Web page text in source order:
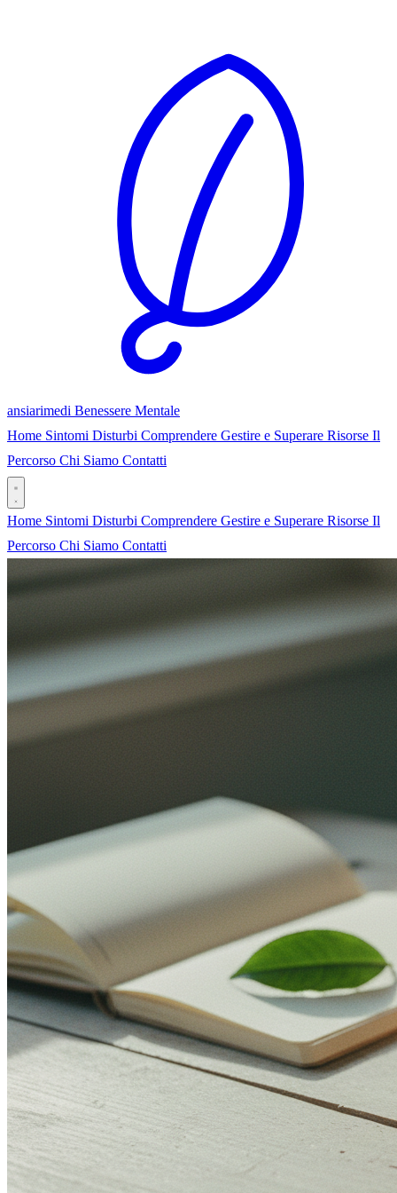
ansiarimedi Benessere Mentale
Home Sintomi Disturbi Comprendere Gestire e Superare Risorse Il
Percorso Chi Siamo Contatti
Home Sintomi Disturbi Comprendere Gestire e Superare Risorse Il
Percorso Chi Siamo Contatti